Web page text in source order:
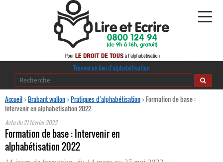
Alphabétisation
Trouver un lieu d’alphabétisation
Accueil>Brabant wallon>Pratiques d’alphabétisation>Formation de base :
Intervenir en alphabétisation 2022
Actu du21 février 2022
Formation de base : Intervenir en
alphabétisation 2022